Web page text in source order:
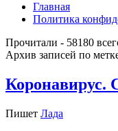
Главная
Политика
Прочитали - 58180
Архив записей по
Коронавирус.
Пишет Лада